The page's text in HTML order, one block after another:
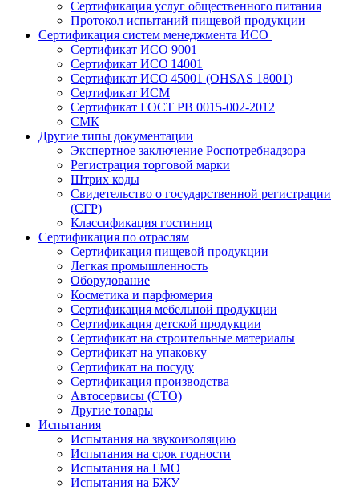
Сертификация услуг общественного питания
Протокол испытаний пищевой продукции
Сертификация систем менеджмента ИСО
Сертификат ИСО 9001
Сертификат ИСО 14001
Сертификат ИСО 45001 (OHSAS 18001)
Сертификат ИСМ
Сертификат ГОСТ РВ 0015-002-2012
СМК
Другие типы документации
Экспертное заключение Роспотребнадзора
Регистрация торговой марки
Штрих коды
Свидетельство о государственной регистрации
(СГР)
Классификация гостиниц
Сертификация по отраслям
Сертификация пищевой продукции
Легкая промышленность
Оборудование
Косметика и парфюмерия
Сертификация мебельной продукции
Сертификация детской продукции
Сертификат на строительные материалы
Сертификат на упаковку
Сертификат на посуду
Сертификация производства
Автосервисы (СТО)
Другие товары
Испытания
Испытания на звукоизоляцию
Испытания на срок годности
Испытания на ГМО
Испытания на БЖУ